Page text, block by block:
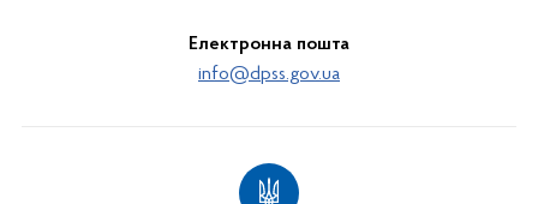
Електронна пошта
info@dpss.gov.ua